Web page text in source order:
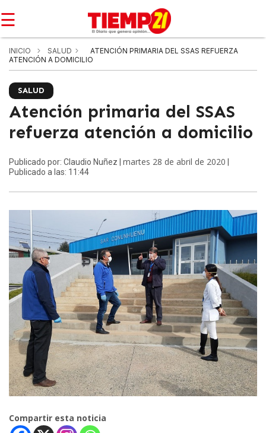
☰
INICIO SALUD
ATENCIÓN PRIMARIA DEL SSAS REFUERZA
ATENCIÓN A DOMICILIO
SALUD
Atención primaria del SSAS
refuerza atención a domicilio
Publicado por: Claudio Nuñez | martes 28 de abril de 2020
Publicado a las: 11:44
Compartir esta noticia